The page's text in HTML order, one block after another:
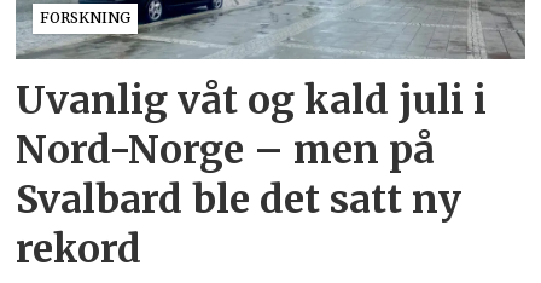
FORSKNING
Uvanlig våt og kald juli i
Nord-Norge – men på
Svalbard ble det satt ny
rekord